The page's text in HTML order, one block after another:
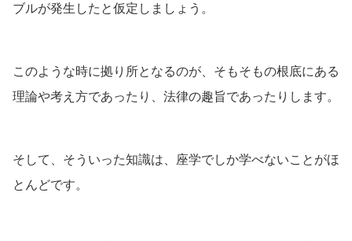
ブルが発生したと仮定しましょう。
このような時に拠り所となるのが、そもそもの根底にある
理論や考え方であったり、法律の趣旨であったりします。
そして、そういった知識は、座学でしか学べないことがほ
とんどです。